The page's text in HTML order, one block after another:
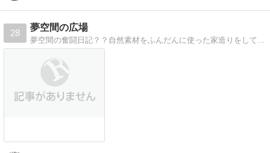
28
夢空間の広場
夢空間の奮闘日記？？自然素材をふんだんに使った家造りをしています。今日も温かいつながりに感謝です。